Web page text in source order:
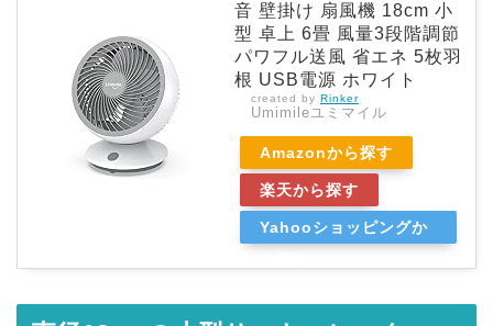
音 壁掛け 扇風機 18cm 小
型 卓上 6畳 風量3段階調節
パワフル送風 省エネ 5枚羽
根 USB電源 ホワイト
created by Rinker
Umimileユミマイル
Amazonから探す
楽天から探す
Yahooショッピングか